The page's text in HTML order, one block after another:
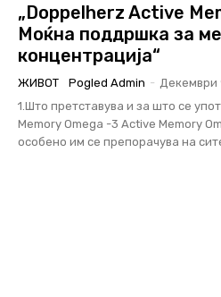
„Doppelherz Active
Моќна поддршка за
концентрација“
ЖИВОТ Pogled Admin - Декември
1.Што претставува и за што се
Memory Omega -3 Аctive Memory
особено им се препорачува на